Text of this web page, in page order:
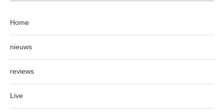
Home
nieuws
reviews
Live